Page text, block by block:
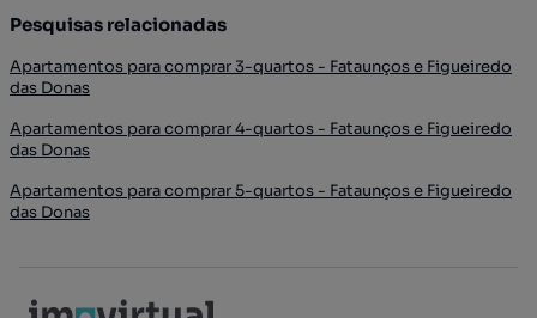
Pesquisas relacionadas
Apartamentos para comprar 3-quartos - Fataunços e Figueiredo
das Donas
Apartamentos para comprar 4-quartos - Fataunços e Figueiredo
das Donas
Apartamentos para comprar 5-quartos - Fataunços e Figueiredo
das Donas